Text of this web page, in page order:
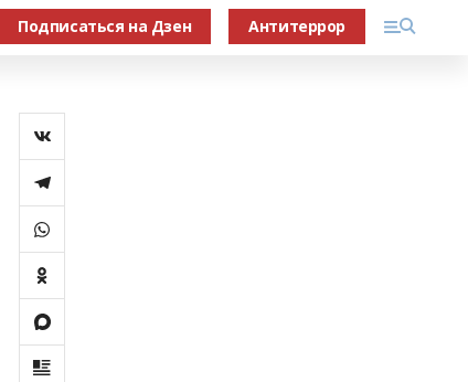
Подписаться на Дзен Антитеррор